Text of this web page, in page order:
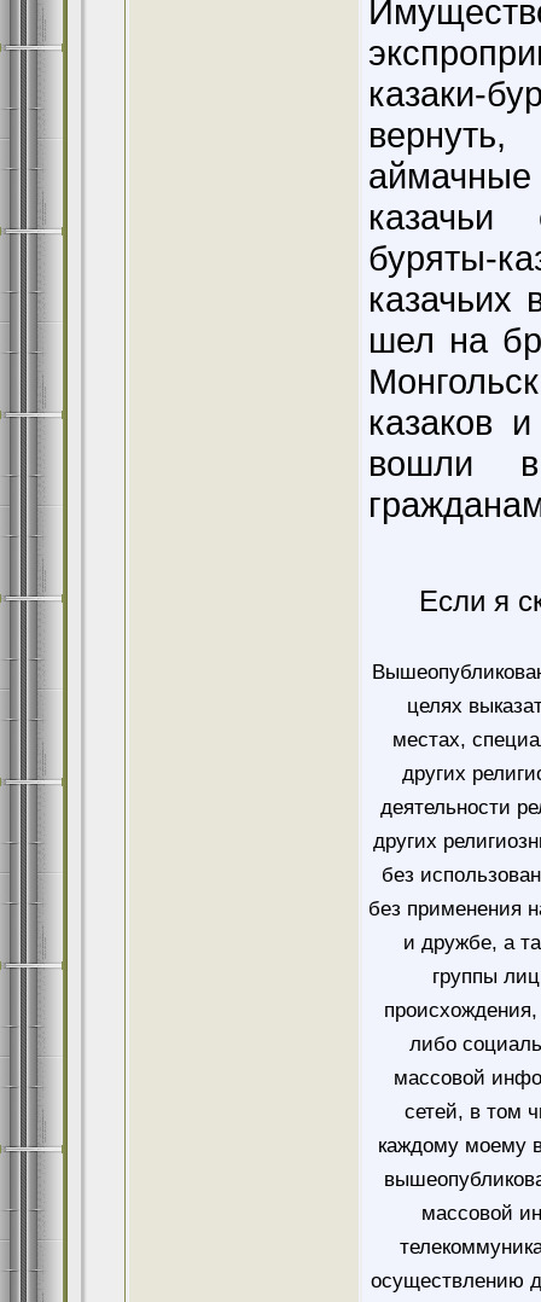
Если я
целях
местах,
других
деятельности
других
без
без применения
и дружбе, а
группы
либо
массовой
сетей, в том
каждому моему
массовой
осуществлению